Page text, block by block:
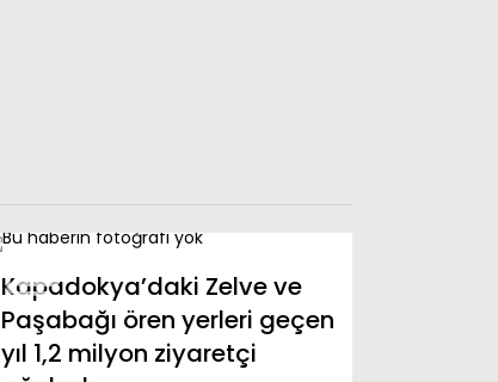
Kapadokya’daki Zelve ve
Paşabağı ören yerleri geçen
yıl 1,2 milyon ziyaretçi